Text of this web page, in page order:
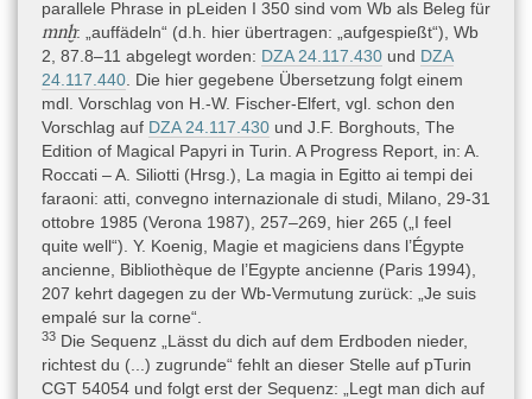
parallele Phrase in pLeiden I 350 sind vom Wb als Beleg für
mnḫ: „auffädeln“ (d.h. hier übertragen: „aufgespießt“), Wb
2, 87.8–11 abgelegt worden: DZA 24.117.430 und DZA
24.117.440 . Die hier gegebene Übersetzung folgt einem
mdl. Vorschlag von H.-W. Fischer-Elfert, vgl. schon den
Vorschlag auf DZA 24.117.430 und J.F. Borghouts, The
Edition of Magical Papyri in Turin. A Progress Report, in: A.
Roccati – A. Siliotti (Hrsg.), La magia in Egitto ai tempi dei
faraoni: atti, convegno internazionale di studi, Milano, 29-31
ottobre 1985 (Verona 1987), 257–269, hier 265 („I feel
quite well“). Y. Koenig, Magie et magiciens dans l’Égypte
ancienne, Bibliothèque de l’Egypte ancienne (Paris 1994),
207 kehrt dagegen zu der Wb-Vermutung zurück: „Je suis
empalé sur la corne“.
33 Die Sequenz „Lässt du dich auf dem Erdboden nieder,
richtest du (...) zugrunde“ fehlt an dieser Stelle auf pTurin
CGT 54054 und folgt erst der Sequenz: „Legt man dich auf